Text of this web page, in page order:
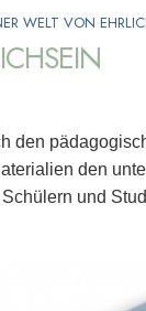
WELT VON
den
den
und